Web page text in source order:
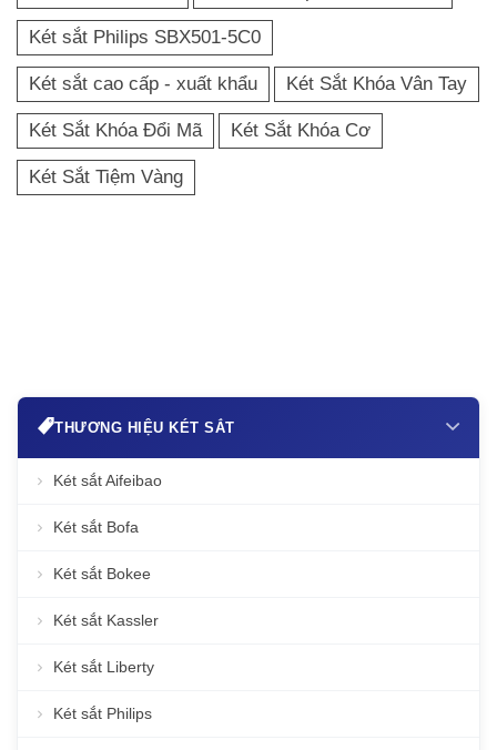
THƯƠNG HIỆU KÉT SẮT
Két sắt Aifeibao
Két sắt Bofa
Két sắt Bokee
Két sắt Kassler
Két sắt Liberty
Két sắt Philips
Két sắt Philips SBX501-5C0
Két sắt cao cấp - xuất khẩu Két Sắt Khóa Vân Tay
Két Sắt Khóa Đổi Mã Két Sắt Khóa Cơ
Két Sắt Tiệm Vàng